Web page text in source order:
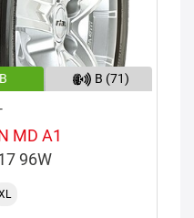
B B (71)
MD A1
96W